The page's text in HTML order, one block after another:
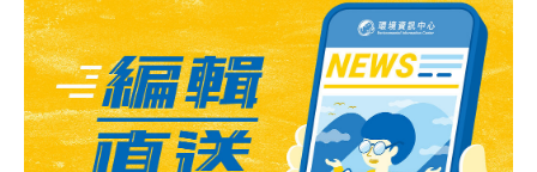
重約5公斤，是少數分布在溫帶地區的企鵝，生活在智
利、秘魯的岩石海灘，是當地的明星物種。全球約80%洪
堡企鵝生活在智利太平洋沿岸地區。智利康塞普西翁大學
（Universidad de Concepcion）學者估計，牠們在1990
年代後期約有4萬5000隻，如今剩不到一半，低於2萬隻。
國際自然保育聯盟（IUCN）將物種受脅等級由低到高為：